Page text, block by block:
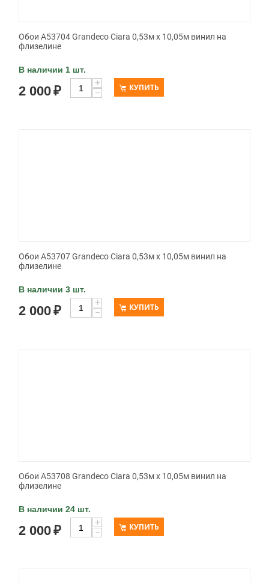
Обои A53704 Grandeco Ciara 0,53м x 10,05м винил на
флизелине
В наличии 1 шт.
2 000₽
+
−
КУПИТЬ
Обои A53707 Grandeco Ciara 0,53м x 10,05м винил на
флизелине
В наличии 3 шт.
2 000₽
+
−
КУПИТЬ
Обои A53708 Grandeco Ciara 0,53м x 10,05м винил на
флизелине
В наличии 24 шт.
2 000₽
+
−
КУПИТЬ